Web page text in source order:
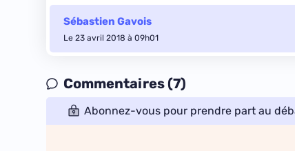
Sébastien Gavois
Le 23 avril 2018 à 09h01
Commentaires (7)
Abonnez-vous pour prendre part au